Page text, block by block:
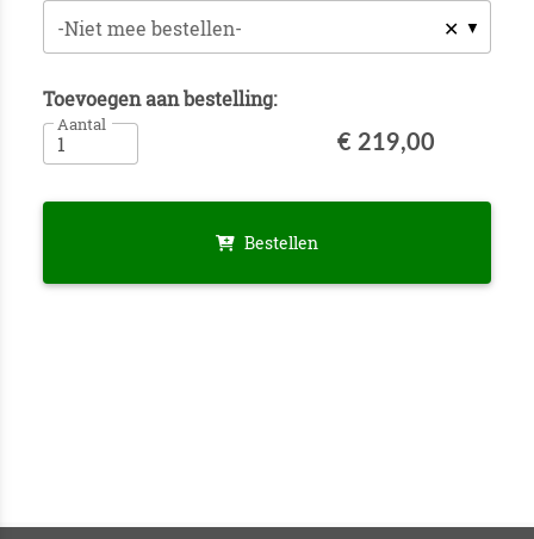
✕
-Niet mee bestellen-
Toevoegen aan bestelling:
Aantal
€ 219,00
Bestellen